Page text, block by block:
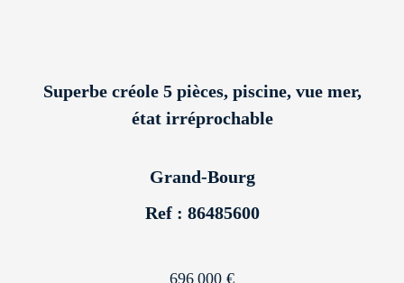
Superbe créole 5 pièces, piscine, vue mer,
état irréprochable
Grand-Bourg
Ref : 86485600
696 000 €